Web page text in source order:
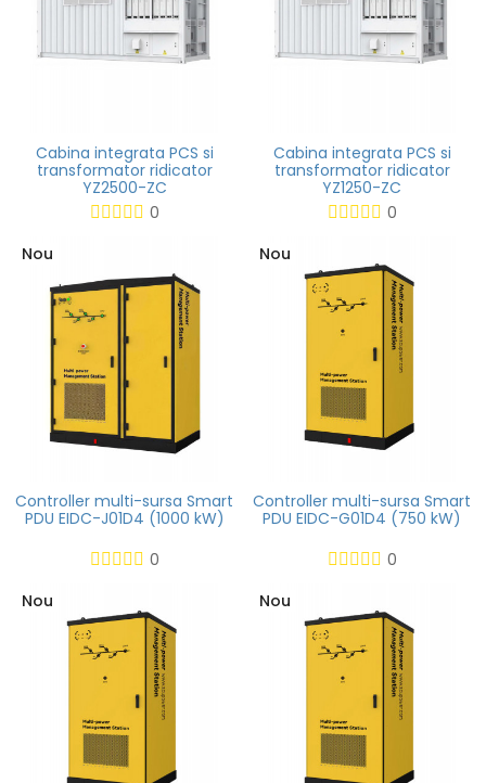
Cabina integrata PCS si
transformator ridicator
YZ2500-ZC
0
Cabina integrata PCS si
transformator ridicator
YZ1250-ZC
0
Nou
Controller multi-sursa Smart
PDU EIDC-J01D4 (1000 kW)
0
Nou
Controller multi-sursa Smart
PDU EIDC-G01D4 (750 kW)
0
Nou
Nou